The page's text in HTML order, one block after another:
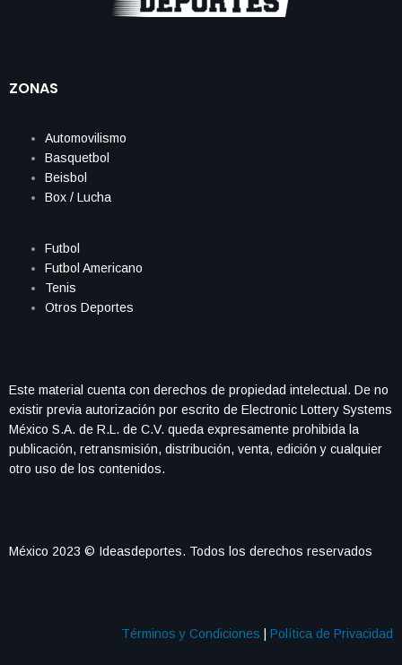
ZONAS
Automovilismo
Basquetbol
Beisbol
Box / Lucha
Futbol
Futbol Americano
Tenis
Otros Deportes
Este material cuenta con derechos de propiedad intelectual. De no
existir previa autorización por escrito de Electronic Lottery Systems
México S.A. de R.L. de C.V. queda expresamente prohibida la
publicación, retransmisión, distribución, venta, edición y cualquier
otro uso de los contenidos.
México 2023 © Ideasdeportes. Todos los derechos reservados
Términos y Condiciones Política de Privacidad